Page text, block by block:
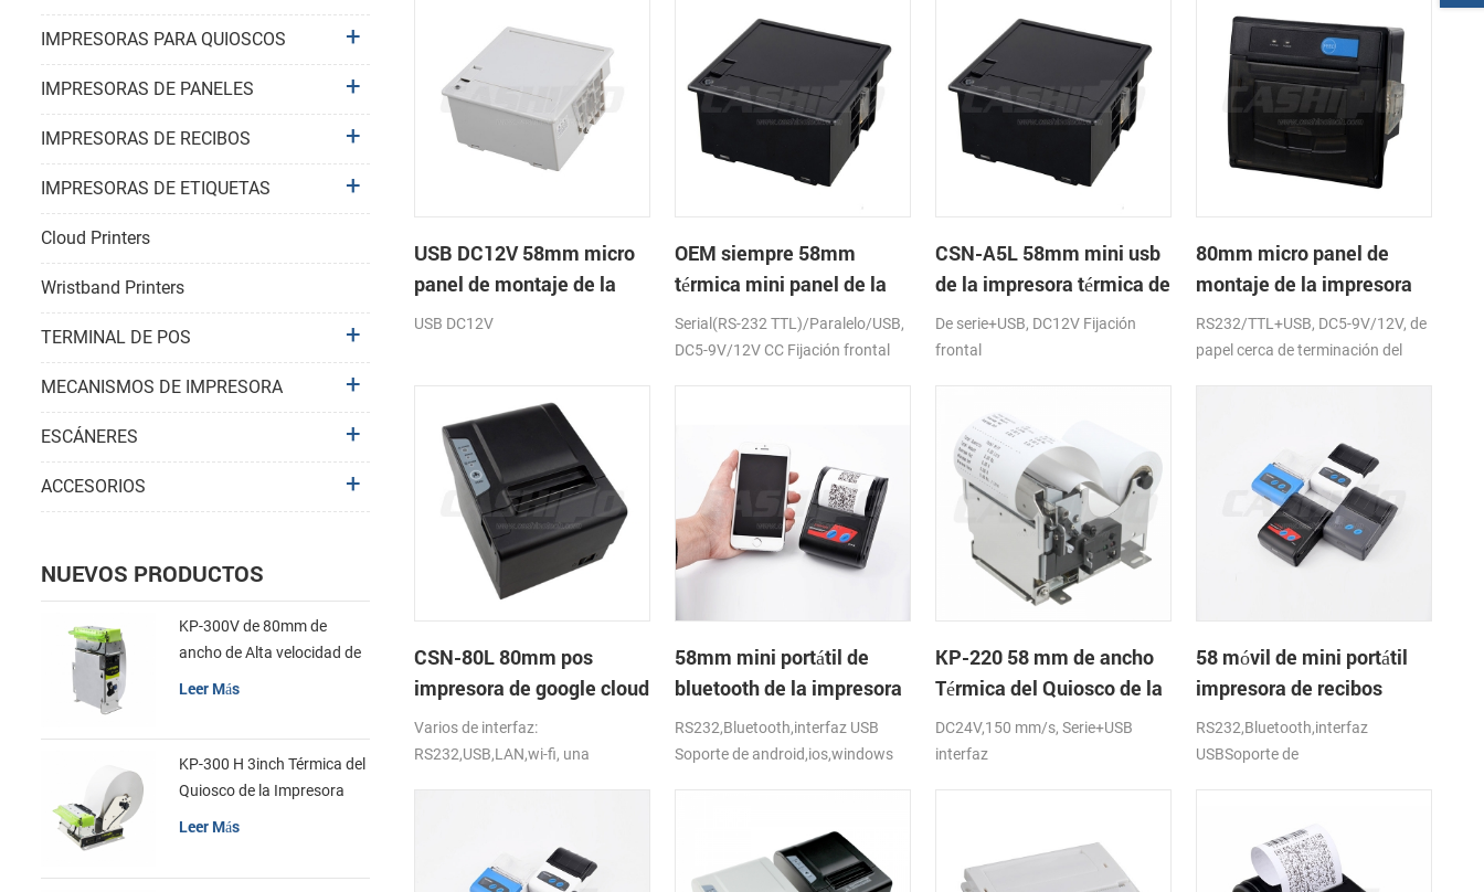
USB DC12V 58mm micro
panel de montaje de la
impresora térmica de
USB DC12V
OEM siempre 58mm
térmica mini panel de la
impresora de recibos con
RS232 TTL DC5-9V
Serial(RS-232 TTL)/Paralelo/USB,
DC5-9V/12V CC Fijación frontal
CSN-A5L 58mm mini usb
de la impresora térmica de
recibos con fuente de
alimentación de DC12V
De serie+USB, DC12V Fijación
frontal
80mm micro panel de
montaje de la impresora
térmica de recibos con
RS232+USB DC5-9V
RS232/TTL+USB, DC5-9V/12V, de
papel cerca de terminación del
CSN-80L 80mm pos
impresora de google cloud
print
Varios de interfaz:
RS232,USB,LAN,wi-fi, una
58mm mini portátil de
bluetooth de la impresora
térmica móvil portátil de la
tableta
RS232,Bluetooth,interfaz USB
Soporte de android,ios,windows
KP-220 58 mm de ancho
Térmica del Quiosco de la
Impresora de recibos con
cortador automático
DC24V,150 mm/s, Serie+USB
interfaz
58 móvil de mini portátil
impresora de recibos
térmica para el
móvil/portátil/tablet
RS232,Bluetooth,interfaz
USBSoporte de
IMPRESORAS PARA QUIOSCOS
IMPRESORAS DE PANELES
IMPRESORAS DE RECIBOS
IMPRESORAS DE ETIQUETAS
Cloud Printers
Wristband Printers
TERMINAL DE POS
MECANISMOS DE IMPRESORA
ESCÁNERES
ACCESORIOS
NUEVOS PRODUCTOS
KP-300V de 80mm de
ancho de Alta velocidad de
la Impresora Térmica del
Leer Más
KP-300 H 3inch Térmica del
Quiosco de la Impresora
Módulo de
Leer Más